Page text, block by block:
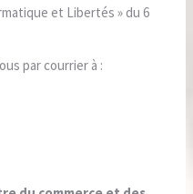
et Libertés » du 6
par courrier à :